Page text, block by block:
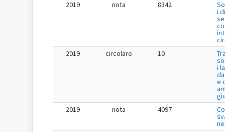
2019
nota 8342
i
2019
circolare 10
i
e
2019
nota 4097